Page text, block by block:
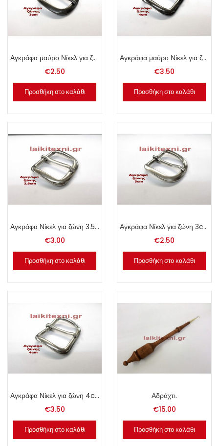
Αγκράφα μαύρο Νίκελ για ζώνη 3cm.
€2.50
Προσθήκη στο καλάθι
Αγκράφα μαύρο Νίκελ για ζώνη 4cm.
€3.50
Προσθήκη στο καλάθι
Αγκράφα Νίκελ για ζώνη 3.5cm.
€3.00
Προσθήκη στο καλάθι
Αγκράφα Νίκελ για ζώνη 3cm.
€2.50
Προσθήκη στο καλάθι
Αγκράφα Νίκελ για ζώνη 4cm.
€3.50
Προσθήκη στο καλάθι
Αδράχτι.
€15.00
Προσθήκη στο καλάθι